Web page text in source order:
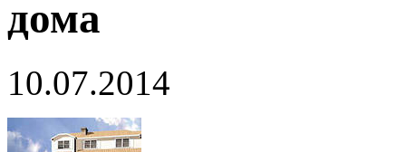
дома
10.07.2014